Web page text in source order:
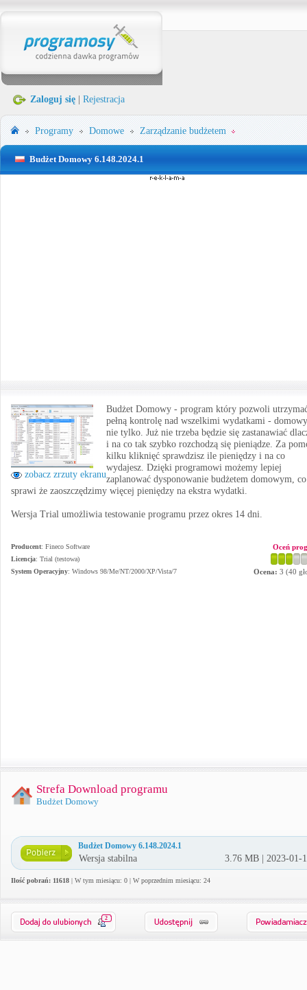
Zaloguj się Rejestracja
Programy Domowe Zarządzanie budżetem
Budżet Domowy 6.148.2024.1
zobacz zrzuty ekranu
Budżet Domowy - program który pozwoli
pełną kontrolę nad wszelkimi wydatkami -
nie tylko. Już nie trzeba będzie się zastanawiać
i na co tak szybko rozchodzą się pieniądze. Za
kilku kliknięć sprawdzisz ile pieniędzy i na co
wydajesz. Dzięki programowi możemy lepiej
zaplanować dysponowanie budżetem domowym, co
sprawi że zaoszczędzimy więcej pieniędzy na ekstra wydatki.
Wersja Trial umożliwia testowanie programu przez okres 14 dni.
Producent: Fineco Software
Licencja: Trial (testowa)
System Operacyjny: Windows 98/Me/NT/2000/XP/Vista/7
Oceń
Ocena: 3 (40
Strefa Download programu
Budżet Domowy
Budżet Domowy 6.148.2024.1
Wersja stabilna 3.76 MB | 2023-01-
Ilość pobrań: 11618 | W tym miesiącu: 0 | W poprzednim miesiącu: 24
2